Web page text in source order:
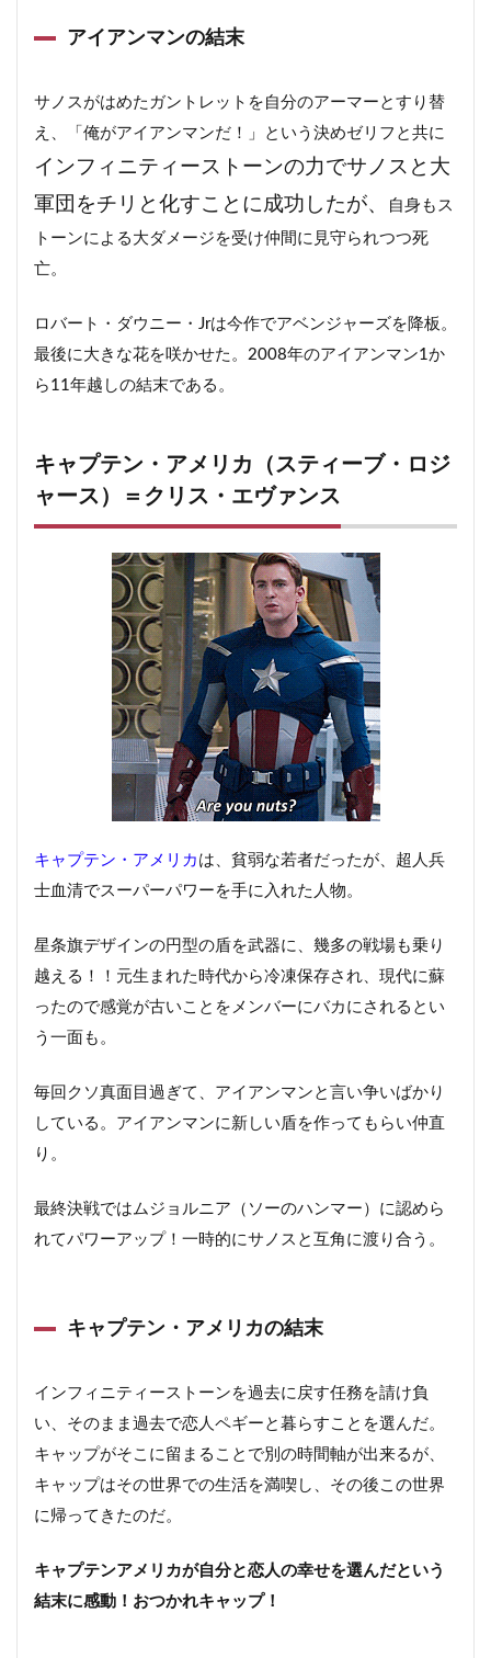
12.1 ドクターストレンジの結末
ランド
ク・ボーズマン
14.1 ブラックパンサーの結末
15.1 クイルの結末
16 ガモーラ＝ゾーイ・サルダナ
17 ドラックス＝デイヴ・バウティスタ
17.1 ドラックスの結末
18.1 グルートの結末
マンティス＝ポム・クレメンティーエフ
19.1 マンティスの結末
スカーレット・ウィッチ（ワンダ・マキシモフ）＝
エリザベス・オルセン
20.1 スカーレット・ウィッチの結末
ヴィジョン＝ポール・ベタニー
22.1 実は死を回避していた？ロキの意外な結末！
24
ファルコン（サム・ウィルソン）＝アンソニー・マ
25
ウィンター・ソルジャー（バッキー・バーンズ）＝
セバスチャン・スタン
26 ニック・フューリー＝サミュエル・L・ジャクソン
26.1 ニックフューリーの結末
27.1 ワスプの結末
28.1 マリアの結末
29 ウルヴァリン
30 ヒーロー以外の人物の結末＆キャスト
30.2 ハッピー・ホーガン＝ジョン・ファヴロー
アイアンマンの結末
サノスがはめたガントレットを自分のアーマーとすり替
え、「俺がアイアンマンだ！」という決めゼリフと共に
インフィニティーストーンの力でサノスと大
軍団をチリと化すことに成功したが、
自身もス
トーンによる大ダメージを受け仲間に見守られつつ死
亡。
ロバート・ダウニー・Jrは今作でアベンジャーズを降板。
最後に大きな花を咲かせた。2008年のアイアンマン1か
ら11年越しの結末である。
キャプテン・アメリカ（スティーブ・ロジ
ャース）＝クリス・エヴァンス
キャプテン・アメリカ は、貧弱な若者だったが、超人兵
士血清でスーパーパワーを手に入れた人物。
星条旗デザインの円型の盾を武器に、幾多の戦場も乗り
越える！！元生まれた時代から冷凍保存され、現代に蘇
ったので感覚が古いことをメンバーにバカにされるとい
う一面も。
毎回クソ真面目過ぎて、アイアンマンと言い争いばかり
している。アイアンマンに新しい盾を作ってもらい仲直
り。
最終決戦ではムジョルニア（ソーのハンマー）に認めら
れてパワーアップ！一時的にサノスと互角に渡り合う。
キャプテン・アメリカの結末
インフィニティーストーンを過去に戻す任務を請け負
い、そのまま過去で恋人ペギーと暮らすことを選んだ。
キャップがそこに留まることで別の時間軸が出来るが、
キャップはその世界での生活を満喫し、その後この世界
に帰ってきたのだ。
キャプテンアメリカが自分と恋人の幸せを選んだという
結末に感動！おつかれキャップ！